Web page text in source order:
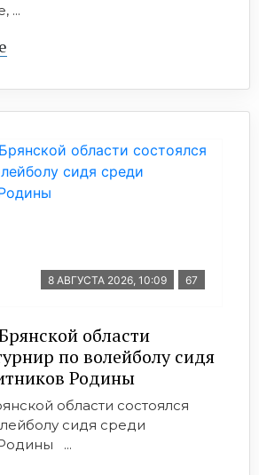
...
8 АВГУСТА 2026, 10:09 67
области
по волейболу сидя
Родины
области состоялся
сидя среди
...